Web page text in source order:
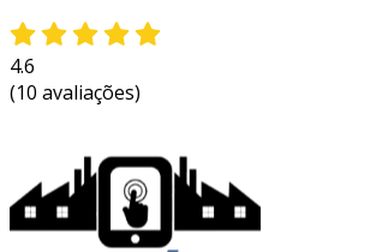
4.6
(10 avaliações)